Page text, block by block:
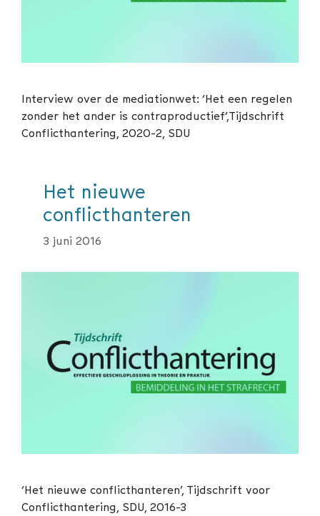
Interview over de mediationwet: ‘Het een regelen
zonder het ander is contraproductief’,Tijdschrift
Conflicthantering, 2020-2, SDU
Het nieuwe
conflicthanteren
3 juni 2016
‘Het nieuwe conflicthanteren’, Tijdschrift voor
Conflicthantering, SDU, 2016-3